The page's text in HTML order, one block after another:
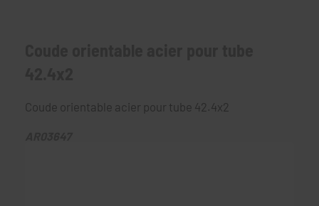
Coude orientable acier pour tube 42.4x2